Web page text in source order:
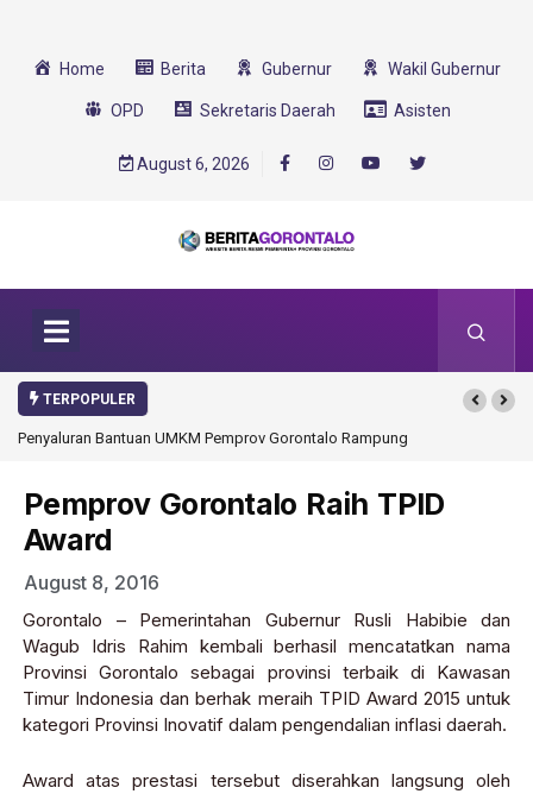
Home Berita Gubernur Wakil Gubernur
OPD Sekretaris Daerah Asisten
August 6, 2026
TERPOPULER
Penyaluran Bantuan UMKM Pemprov Gorontalo Rampung
Pemprov Gorontalo Raih TPID
Award
August 8, 2016
Gorontalo – Pemerintahan Gubernur Rusli Habibie dan
Wagub Idris Rahim kembali berhasil mencatatkan nama
Provinsi Gorontalo sebagai provinsi terbaik di Kawasan
Timur Indonesia dan berhak meraih TPID Award 2015 untuk
kategori Provinsi Inovatif dalam pengendalian inflasi daerah.
Award atas prestasi tersebut diserahkan langsung oleh